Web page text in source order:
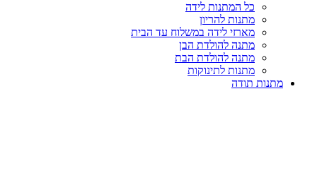
כל המתנות לידה
מתנות להריון
מארזי לידה במשלוח עד הבית
מתנה להולדת הבן
מתנה להולדת הבת
מתנות לתינוקות
מתנות תודה